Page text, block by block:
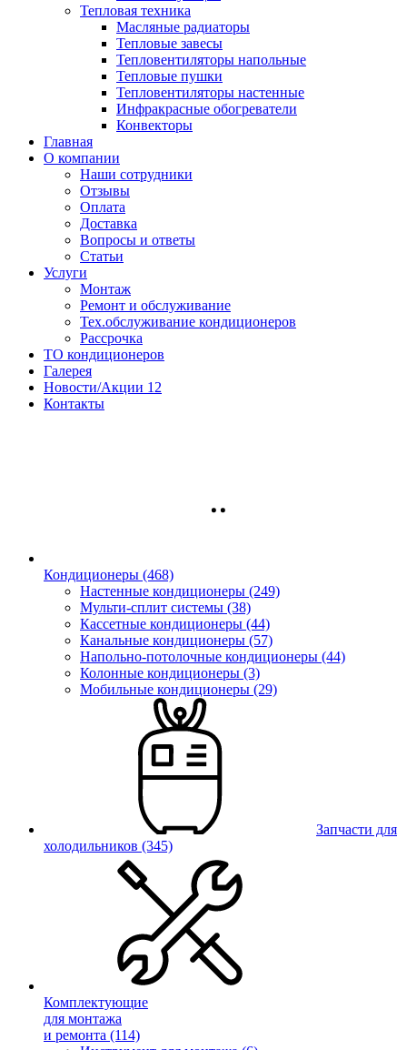
Тепловая техника
Масляные радиаторы
Тепловые завесы
Тепловентиляторы напольные
Тепловые пушки
Тепловентиляторы настенные
Инфракрасные обогреватели
Конвекторы
Главная
О компании
Наши сотрудники
Отзывы
Оплата
Доставка
Вопросы и ответы
Статьи
Услуги
Монтаж
Ремонт и обслуживание
Тех.обслуживание кондиционеров
Рассрочка
ТО кондиционеров
Галерея
Новости/Акции 12
Контакты
Кондиционеры (468)
Настенные кондиционеры (249)
Мульти-сплит системы (38)
Кассетные кондиционеры (44)
Канальные кондиционеры (57)
Напольно-потолочные кондиционеры (44)
Колонные кондиционеры (3)
Мобильные кондиционеры (29)
Запчасти для
холодильников (345)
Комплектующие
для монтажа
и ремонта (114)